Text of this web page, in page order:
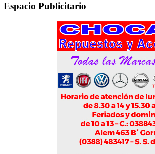
Espacio Publicitario